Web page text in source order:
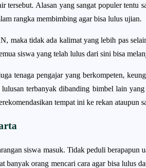
tersebut. Alasan yang sangat populer
rangka membimbing agar bisa lulus ujian.
maka tidak ada kalimat yang lebih pas
siswa yang telah lulus dari sini bisa
tenaga pengajar yang berkompeten,
terbanyak dibanding bimbel lain
tempat ini ke rekan ataupun
siswa masuk. Tidak peduli
banyak orang mencari cara agar bisa lulus